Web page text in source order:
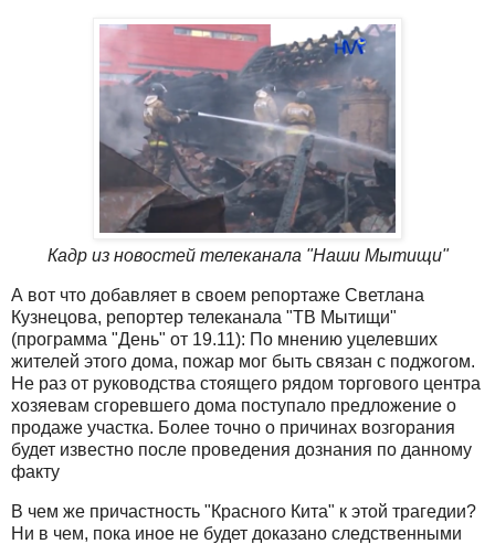
Кадр из новостей телеканала "Наши Мытищи"
А вот что добавляет в своем репортаже Светлана
Кузнецова, репортер телеканала "ТВ Мытищи"
(программа "День" от 19.11): По мнению уцелевших
жителей этого дома, пожар мог быть связан с поджогом.
Не раз от руководства стоящего рядом торгового центра
хозяевам сгоревшего дома поступало предложение о
продаже участка. Более точно о причинах возгорания
будет известно после проведения дознания по данному
факту
В чем же причастность "Красного Кита" к этой трагедии?
Ни в чем, пока иное не будет доказано следственными